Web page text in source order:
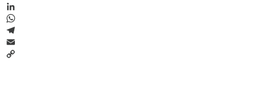
X
LinkedIn
WhatsApp
Telegram
Email